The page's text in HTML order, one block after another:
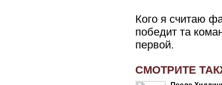
Кого я считаю
победит та
первой.
СМОТРИТЕ